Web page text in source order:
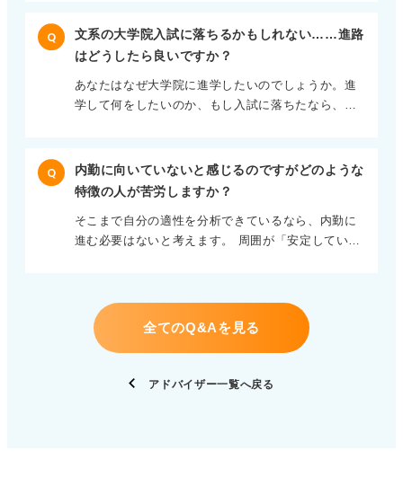
えや、現場からリーダー職・マネージャー職への昇
格もあるものの、自分の意志だけで決められること
めなら転勤や昇進を受け入れ、自分のポジションを
変えながら対応していかなければならない場面が出
が多いです。そのために「一つのコマのようだ」と
評されることもありますが、職務をきちんとこなし
ます。 中小ではさまざまな仕事を経験できる！ 自分
の価値観で判断しよう 一方、中小のほうが業務の責
良いですが、問題が大きくなると経営に直結する場
合もあります。 しかし、一人が受け持つ職務範囲が
広く、早くからさまざまな仕事を経験させてもらえ
いスキルを身に付け、転職によってキャリアアップ
ビスや接客、提供しているメニュー、経営方針、コ
ンセプト、店舗デザイン、スタッフの質など、競合
であなたが魅力的だと思ったポイントを挙げ、「自
分もその一員に加わりたい」「お客様に唯一のサー
や知識があり、これから成長してカフェの発展に貢
献する努力を惜しまないことなど、カフェにとって
のビジョンに合わせて、将来の展望を語りましょ
う。 たとえば、海外進出を目指す企業であれば「将
い」と語ると大きなアピールとなります。 カフェの
特色と大変さを理解して熱意を示せるかがカギ カフ
ェは見かけ以上に大変な仕事であることは間違いあ
りに立ち寄る場所や時間に働くことになります。 人
Q
文系の大学院入試に落ちるかもしれない……進路
はどうしたら良いですか？
あなたはなぜ大学院に進学したいのでしょうか。進
学して何をしたいのか、もし入試に落ちたなら、も
事が通らないほどの不安は、落ちたらやりたい研究
ができなくなることへの不安なのか、落ちたら就職
を切り分けましょう。 進学でも就職でも良いから安
心して進める道を決めたいということなら、試験対
し、試験の結果がわかってから就活をしたいなら、
そこからできることをするべきです。就職活動をす
る、もう一度大学院に挑戦する、1年就職浪人をする
は、最初の質問の答え次第です。あなたが今後何を
Q
内勤に向いていないと感じるのですがどのような
特徴の人が苦労しますか？
そこまで自分の適性を分析できているなら、内勤に
進む必要はないと考えます。 周囲が「安定している
知能）が事務の仕事を自動化しています。今後それ
がもっと進むと、事務職は今ほど必要なくなるかも
しれません。 ただし、事務のなかでも、労務・人
分析・判断が必要な分野、企画や広報などは自動化
全てのQ&Aを見る
アドバイザー一覧へ戻る